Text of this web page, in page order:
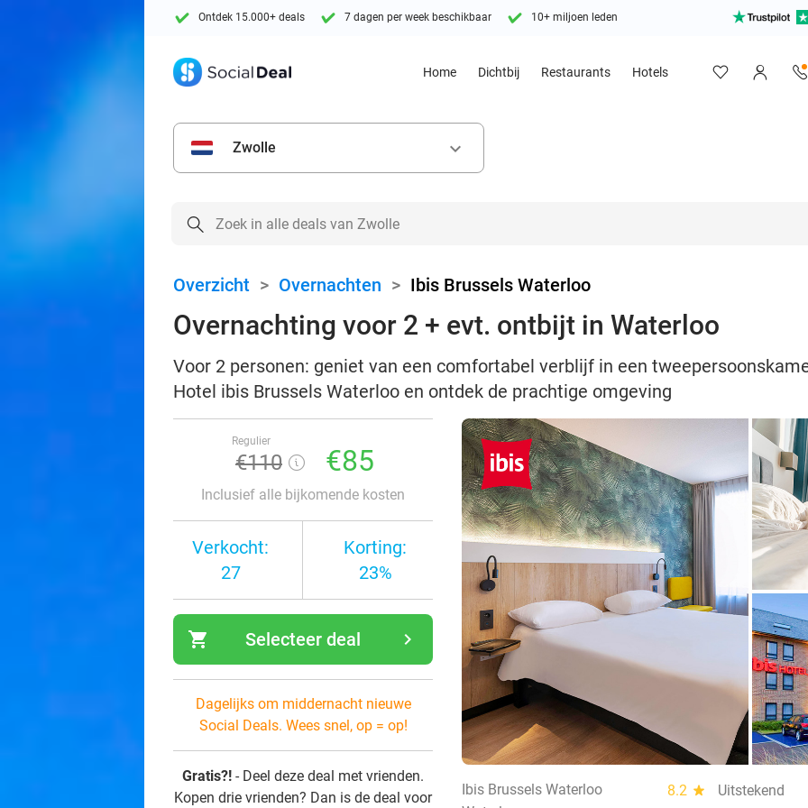
Ontdek 15.000+ deals 7 dagen per week beschikbaar 10+ miljoen leden
Home Dichtbij Restaurants Hotels
Zwolle keyboard_arrow_down
Overzicht > Overnachten > Ibis Brussels Waterloo
Overnachting voor 2 + evt. ontbijt in Waterloo
Voor 2 personen: geniet van een comfortabel verblijf in een
Hotel ibis Brussels Waterloo en ontdek de prachtige omgeving
Regulier
€110 €85
Inclusief alle bijkomende kosten
Verkocht:
27
Korting:
23%
shopping_cart navigate_next
Selecteer deal
Dagelijks om middernacht nieuwe
Social Deals. Wees snel, op = op!
Gratis?! - Deel deze deal met vrienden.
Kopen drie vrienden? Dan is de deal voor
Ibis Brussels Waterloo 8.2 star
Uitstekend